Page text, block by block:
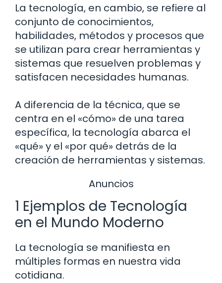
La tecnología, en cambio, se refiere al
conjunto de conocimientos,
habilidades, métodos y procesos que
se utilizan para crear herramientas y
sistemas que resuelven problemas y
satisfacen necesidades humanas.
A diferencia de la técnica, que se
centra en el «cómo» de una tarea
específica, la tecnología abarca el
«qué» y el «por qué» detrás de la
creación de herramientas y sistemas.
Anuncios
1 Ejemplos de Tecnología
en el Mundo Moderno
La tecnología se manifiesta en
múltiples formas en nuestra vida
cotidiana.